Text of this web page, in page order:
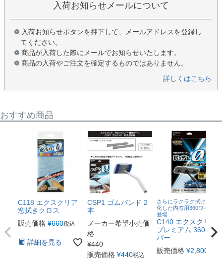
入荷お知らせメールについて
入荷お知らせボタンを押下して、メールアドレスを登録し
てください。
商品が入荷した際にメールでお知らせいたします。
商品の入荷やご注文を確定するものではありません。
詳しくはこちら
おすすめ商品
C118 エクスクリア
窓拭きクロス
販売価格 ¥660税込
詳細を見る
CSP1 ゴムバンド 2
本
メーカー希望小売価
格
¥440
販売価格 ¥440税込
さらにラクラク拭ける！進
化した内窓用360ワイパー
登場
C140 エクスクリア
プレミアム 360ワイ
パー
販売価格 ¥2,800